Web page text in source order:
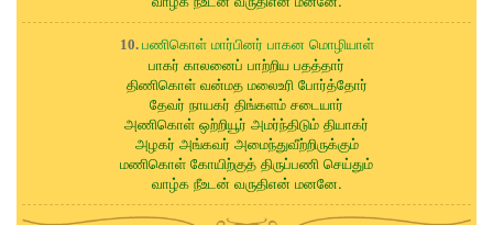
10. பணிகொள் மார்பினர் பாகன மொழியாள்
பாகர் காலனைப் பாற்றிய பதத்தார்
திணிகொள் வன்மத மலைஉரி போர்த்தோர்
தேவர் நாயகர் திங்களம் சடையார்
அணிகொள் ஒற்றியூர் அமர்ந்திடும் தியாகர்
அழகர் அங்கவர் அமைந்துவீற்றிருக்கும்
மணிகொள் கோயிற்குத் திருப்பணி செய்தும்
வாழ்க நீஉடன் வருதிஎன் மனனே.